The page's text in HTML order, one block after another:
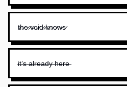
t̷h̷e̷ ̷v̷o̷i̷d̷ ̷k̷n̷o̷w̷s̷
i̶t̶’̶s̶ ̶a̶l̶r̶e̶a̶d̶y̶ ̶h̶e̶r̶e̶